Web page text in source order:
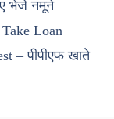
भेजे नमूने
Loan
– पीपीएफ खाते